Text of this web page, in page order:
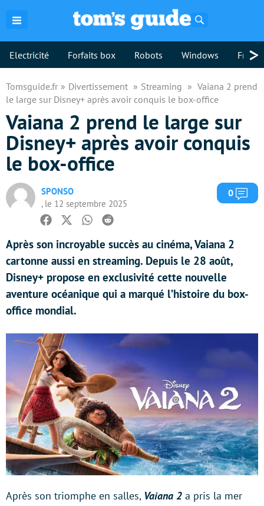
Electricité Forfaits box Robots Windows >
Tomsguide.fr Divertissement Streaming
Vaiana 2 prend
le large sur Disney+ après avoir conquis le box-office
Vaiana 2 prend le large sur
Disney+ après avoir conquis
le box-office
SPONSO
, le 12 septembre 2025
0
Facebook
TwitterWhatsapp
Reddit
Après son incroyable succès au cinéma, Vaiana 2
cartonne aussi en streaming. Depuis le 28 août,
Disney+ propose en exclusivité cette nouvelle
aventure océanique qui a marqué l’histoire du box-
office mondial.
Après son triomphe en salles, Vaiana 2 a pris la mer